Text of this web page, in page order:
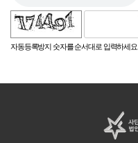
자동등록방지 숫자를 순서대로 입력하세요.